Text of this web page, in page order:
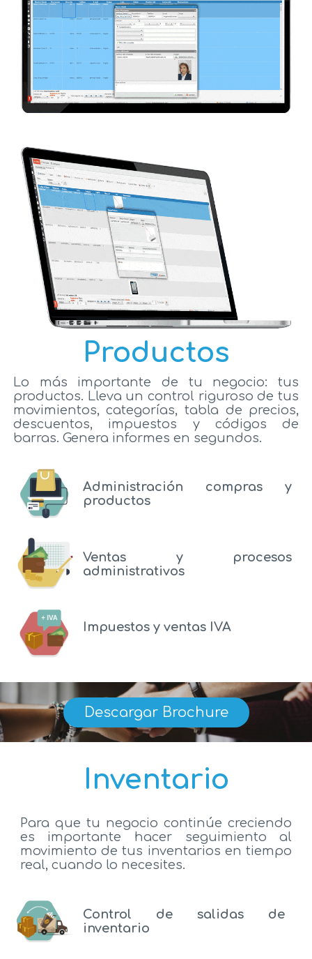
Productos
Lo más importante de tu negocio: tus
productos. Lleva un control riguroso de tus
movimientos, categorías, tabla de precios,
descuentos, impuestos y códigos de
barras. Genera informes en segundos.
Administración compras y
productos
Ventas y procesos
administrativos
Impuestos y ventas IVA
Descargar Brochure
Inventario
Para que tu negocio continúe creciendo
es importante hacer seguimiento al
movimiento de tus inventarios en tiempo
real, cuando lo necesites.
Control de salidas de
inventario